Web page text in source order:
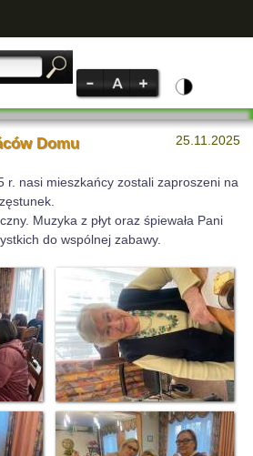
25.11.2025
Domu
r. nasi mieszkańcy zostali zaproszeni na
Muzyka z płyt oraz śpiewała Pani
do wspólnej zabawy.